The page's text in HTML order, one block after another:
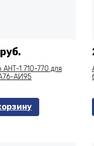
1 710-770 для
АИ95